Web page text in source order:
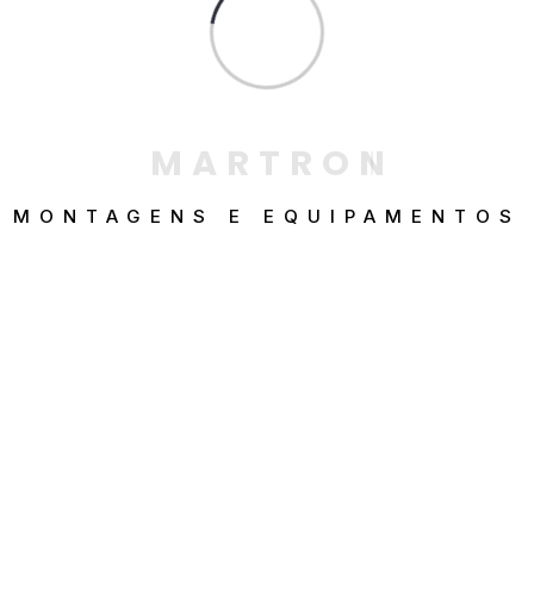
M A R T R O N
MONTAGENS E EQUIPAMENTOS
clientes é um de nossos
objetivos.